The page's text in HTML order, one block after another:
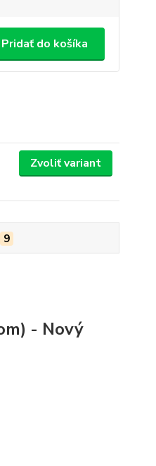
Pridať do košíka
Zvoliť variant
9
- Nový